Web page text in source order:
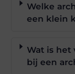
Welke
een klein
Wat is het
bij een